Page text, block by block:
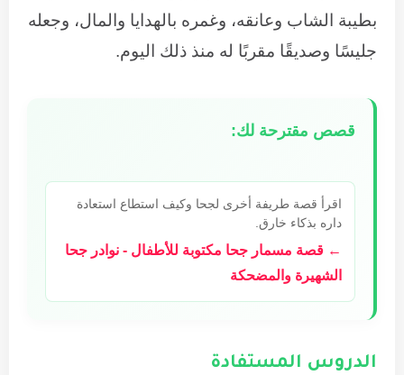
بطيبة الشاب وعانقه، وغمره بالهدايا والمال، وجعله
جليسًا وصديقًا مقربًا له منذ ذلك اليوم.
قصص مقترحة لك:
اقرأ قصة طريفة أخرى لجحا وكيف استطاع استعادة
داره بذكاء خارق.
← قصة مسمار جحا مكتوبة للأطفال - نوادر جحا
الشهيرة والمضحكة
الدروس المستفادة